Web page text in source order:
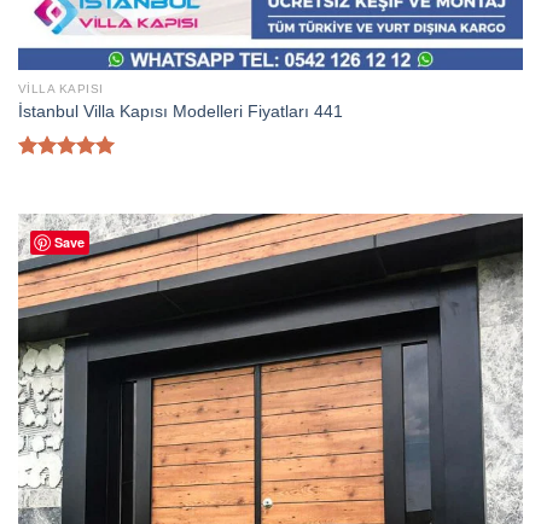
VILLA KAPISI
İstanbul Villa Kapısı Modelleri Fiyatları 441
aldı
Save